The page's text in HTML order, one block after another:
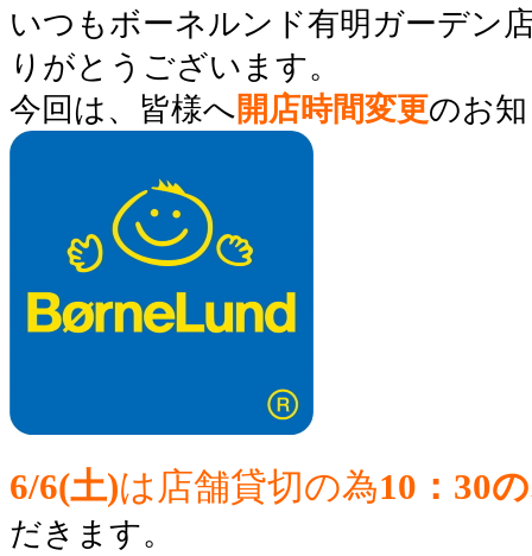
いつもボーネルンド有明ガーデン
りがとうございます。
今回は、皆様へ開店時間変更のお
6/6(土)は店舗貸切の為10：30
だきます。